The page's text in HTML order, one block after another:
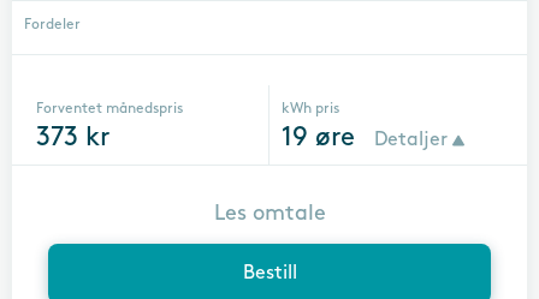
Fordeler
Forventet månedspris
373 kr
kWh pris
19 øre Detaljer
Bestill
Les omtale